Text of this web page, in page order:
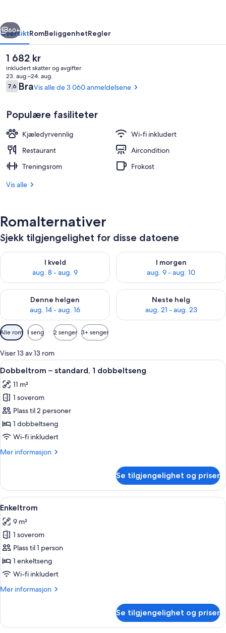
Hotel
Lobby
Neste
60+
OversiktRomBeliggenhetRegler
Den
nåværende
prisen
er
1 682 kr
1 682 kr
inkludert skatter og avgifter
23. aug.–24. aug.
Anmeldelser
7,67,6 av 10 –
BraVis alle de 3 060 anmeldelsene
Populære fasiliteter
Kjæledyrvennlig
Wi-fi inkludert
Restaurant
Aircondition
Treningsrom
Frokost
Vis alle
Romalternativer
Sjekk tilgjengelighet for disse datoene
I kveld
aug. 8 - aug. 9
Sjekk tilgjengelighet for i kveld, aug. 8 - aug. 9
I morgen
aug. 9 - aug. 10
Sjekk tilgjengelighet for i
Denne helgen
aug. 14 - aug. 16
Sjekk tilgjengelighet for denne helgen, aug. 14 - aug. 16
Neste helg
aug. 21 - aug. 23
Sjekk tilgjengelighet for
Tilgjengelige
filtre
for
rom
Alle rom 1 seng 2 senger 3+ senger
Viser 13 av 13 rom
Åpne
alle
bildene
av
Dobbeltrom
–
standard,
dobbeltseng
Sengetøy i egyptisk bomull,
5
Dobbeltrom – standard, 1 dobbeltseng
11 m²
1 soverom
Plass til 2 personer
1 dobbeltseng
Wi-fi inkludert
Mer informasjon
Mer
–
standard,
1
Se tilgjengelighet og priser
Åpne
alle
bildene
av
Enkeltrom
Enkeltrom | Sengetøy i egyptisk
5
Enkeltrom
9 m²
1 soverom
Plass til 1 person
1 enkeltseng
Wi-fi inkludert
Mer informasjon
Mer
Se tilgjengelighet og priser